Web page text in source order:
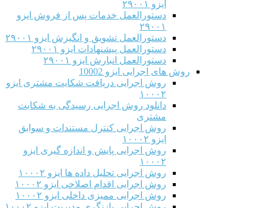
ایزو ۲۹۰۰۱
دستورالعمل خدمات پس از فروش ایزو
۲۹۰۰۱
دستورالعمل تشویق و انگیزش ایزو ۲۹۰۰۱
دستورالعمل پیشنهادات ایزو ۲۹۰۰۱
دستورالعمل انبارش ایزو ۲۹۰۰۱
روش های اجرایی ایزو 10002
روش اجرایی دریافت شکایت مشتری ایزو
۱۰۰۰۲
دانلود روش اجرایی رسیدگی به شکایت
مشتری
روش اجرایی کنترل مستندات و سوابق
ایزو ۱۰۰۰۲
روش اجرایی پایش و اندازه گیری ایزو
۱۰۰۰۲
روش اجرایی تحلیل داده ها ایزو ۱۰۰۰۲
روش اجرایی اقدام اصلاحی ایزو ۱۰۰۰۲
روش اجرایی ممیزی داخلی ایزو ۱۰۰۰۲